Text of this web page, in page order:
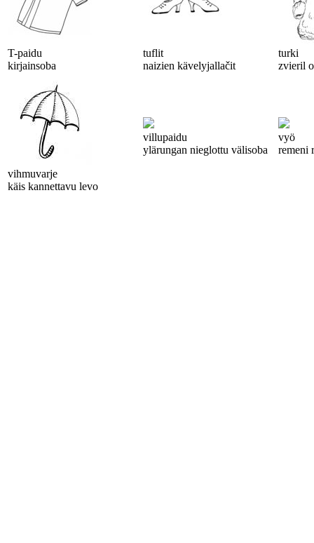
T-paidu
kirjainsoba
tuflit
naizien kävelyjallačit
turki
zvieril
vihmuvarje
käis kannettavu levo
villupaidu
ylärungan nieglottu välisoba
vyö
remeni